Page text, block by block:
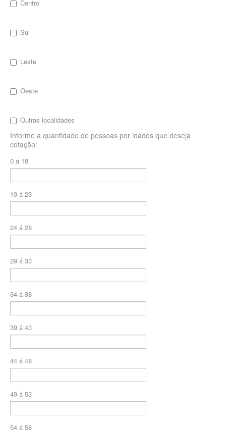
SÃO CRISTOVÃO PLANO DE SAÚDE INFANTIL
ÚNICA PLANO DE SAÚDE INFANTIL
UNIHOSP PLANO DE SAÚDE INFANTIL
PLANO DE SAÚDE SÊNIOR
BIO SAÚDE PLANO DE SAÚDE SÊNIOR
BIOVIDA PLANO DE SAÚDE SÊNIOR
BLUE MED PLANO DE SAÚDE SÊNIOR
GARANTIA GS PLANO DE SAÚDE SÊNIOR
KIPP PLANO DE SAÚDE SÊNIOR
MEDSENIORPLANO DE SAÚDE SÊNIOR
QSAÚDE PLANO DE SAÚDE SÊNIOR
Centro
Sul
Leste
Oeste
Outras localidades
Informe a quantidade de pessoas por idades que deseja
cotação:
0 á 18
19 á 23
24 á 28
29 á 33
34 á 38
39 á 43
44 á 48
49 á 53
54 á 58